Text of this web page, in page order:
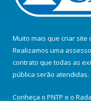
Muito mais que criar site
Realizamos uma
contrato que todas as
pública serão atendidas.
Conheça o PNTP e o